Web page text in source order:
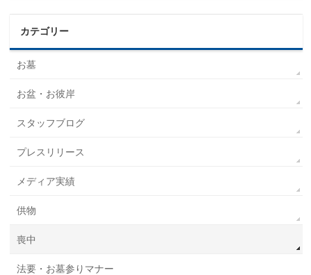
カテゴリー
お墓
お盆・お彼岸
スタッフブログ
プレスリリース
メディア実績
供物
喪中
法要・お墓参りマナー